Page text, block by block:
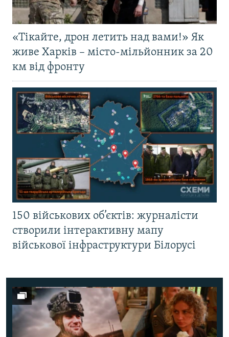
«Тікайте, дрон летить над вами!» Як
живе Харків – місто-мільйонник за 20
км від фронту
150 військових об’єктів: журналісти
створили інтерактивну мапу
військової інфраструктури Білорусі